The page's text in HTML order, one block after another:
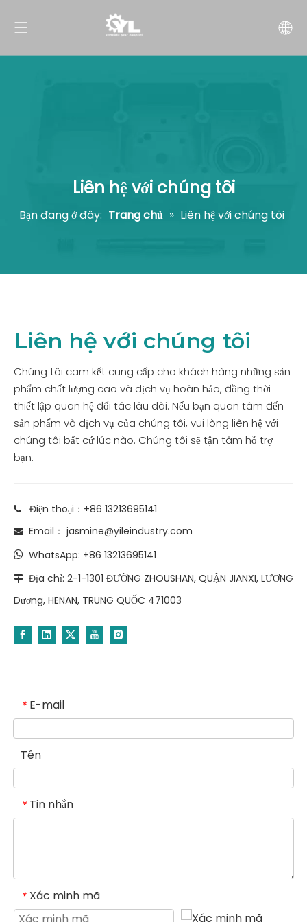
Liên hệ với chúng tôi
Bạn đang ở đây: Trang chủ » Liên hệ với chúng tôi
Liên hệ với chúng tôi
Chúng tôi cam kết cung cấp cho khách hàng những sản
phẩm chất lượng cao và dịch vụ hoàn hảo, đồng thời
thiết lập quan hệ đối tác lâu dài. Nếu bạn quan tâm đến
sản phẩm và dịch vụ của chúng tôi, vui lòng liên hệ với
chúng tôi bất cứ lúc nào. Chúng tôi sẽ tận tâm hỗ trợ
bạn.
 Điện thoại：+86 13213695141
 Email： jasmine@yileindustry.com
 WhatsApp: +86 13213695141
 Địa chỉ: 2-1-1301 ĐƯỜNG ZHOUSHAN, QUẬN JIANXI, LƯƠNG
Dương, HENAN, TRUNG QUỐC 471003
* E-mail
Tên
* Tin nhắn
* Xác minh mã